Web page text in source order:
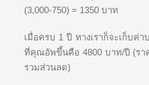
(3,000-750) = 1350 บาท
เมื่อครบ 1 ปี ทางเราก็จะเก็บค่า
ที่คุณอัพขึ้นคือ 4800 บาท/ปี (รา
รวมส่วนลด)